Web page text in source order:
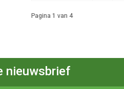
Pagina 1 van 4
nieuwsbrief